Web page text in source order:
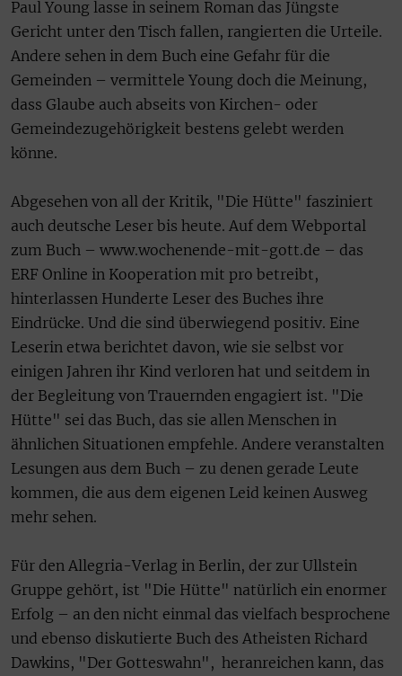
Paul Young lasse in seinem Roman das Jüngste
Gericht unter den Tisch fallen, rangierten die Urteile.
Andere sehen in dem Buch eine Gefahr für die
Gemeinden – vermittele Young doch die Meinung,
dass Glaube auch abseits von Kirchen- oder
Gemeindezugehörigkeit bestens gelebt werden
könne.
Abgesehen von all der Kritik, "Die Hütte" fasziniert
auch deutsche Leser bis heute. Auf dem Webportal
zum Buch – www.wochenende-mit-gott.de – das
ERF Online in Kooperation mit pro betreibt,
hinterlassen Hunderte Leser des Buches ihre
Eindrücke. Und die sind überwiegend positiv. Eine
Leserin etwa berichtet davon, wie sie selbst vor
einigen Jahren ihr Kind verloren hat und seitdem in
der Begleitung von Trauernden engagiert ist. "Die
Hütte" sei das Buch, das sie allen Menschen in
ähnlichen Situationen empfehle. Andere veranstalten
Lesungen aus dem Buch – zu denen gerade Leute
kommen, die aus dem eigenen Leid keinen Ausweg
mehr sehen.
Für den Allegria-Verlag in Berlin, der zur Ullstein
Gruppe gehört, ist "Die Hütte" natürlich ein enormer
Erfolg – an den nicht einmal das vielfach besprochene
und ebenso diskutierte Buch des Atheisten Richard
Dawkins, "Der Gotteswahn", heranreichen kann, das